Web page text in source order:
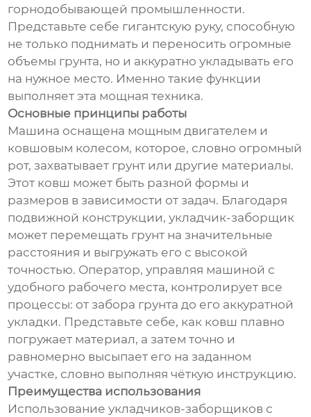
горнодобывающей промышленности.
Представьте себе гигантскую руку, способную
не только поднимать и переносить огромные
объемы грунта, но и аккуратно укладывать его
на нужное место. Именно такие функции
выполняет эта мощная техника.
Основные принципы работы
Машина оснащена мощным двигателем и
ковшовым колесом, которое, словно огромный
рот, захватывает грунт или другие материалы.
Этот ковш может быть разной формы и
размеров в зависимости от задач. Благодаря
подвижной конструкции, укладчик-заборщик
может перемещать грунт на значительные
расстояния и выгружать его с высокой
точностью. Оператор, управляя машиной с
удобного рабочего места, контролирует все
процессы: от забора грунта до его аккуратной
укладки. Представьте себе, как ковш плавно
погружает материал, а затем точно и
равномерно высыпает его на заданном
участке, словно выполняя чёткую инструкцию.
Преимущества использования
Использование укладчиков-заборщиков с